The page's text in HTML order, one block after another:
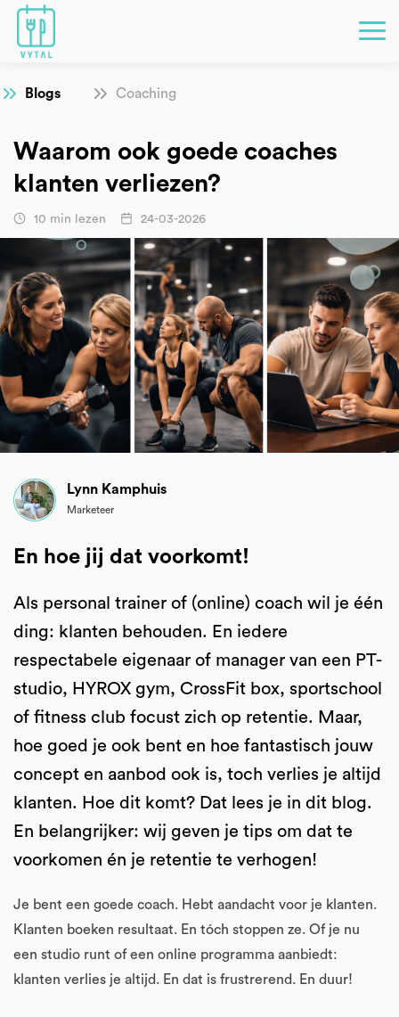
Blogs Coaching
Waarom ook goede coaches
klanten verliezen?
10 min lezen 24-03-2026
Lynn Kamphuis
Marketeer
En hoe jij dat voorkomt!
Als personal trainer of (online) coach wil je één
ding: klanten behouden. En iedere
respectabele eigenaar of manager van een PT-
studio, HYROX gym, CrossFit box, sportschool
of fitness club focust zich op retentie. Maar,
hoe goed je ook bent en hoe fantastisch jouw
concept en aanbod ook is, toch verlies je altijd
klanten. Hoe dit komt? Dat lees je in dit blog.
En belangrijker: wij geven je tips om dat te
voorkomen én je retentie te verhogen!
Je bent een goede coach. Hebt aandacht voor je klanten.
Klanten boeken resultaat. En tóch stoppen ze. Of je nu
een studio runt of een online programma aanbiedt:
klanten verlies je altijd. En dat is frustrerend. En duur!